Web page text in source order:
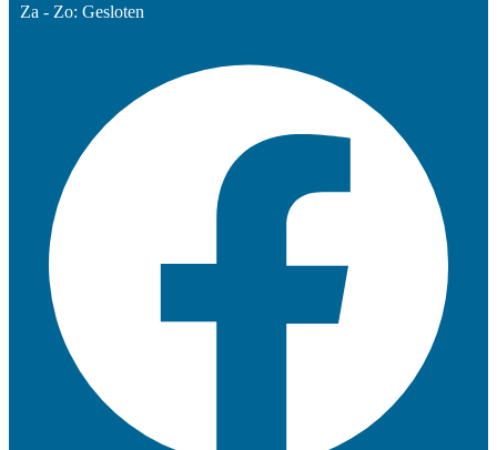
Za - Zo: Gesloten